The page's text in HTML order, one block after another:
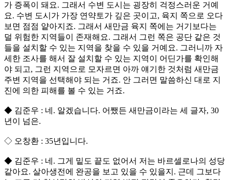
가 증폭이 돼요. 그래서 수변 도시는 굉장히 걱정스러운 거예
요. 수변 도시가 가장 연약토가 깊은 곳이고, 육지 쪽으로 오다
보면 점점 얕아지죠. 그래서 새만금 육지 쪽에는 거기보다는
덜 위험한 지역들이 존재해요. 그래서 그런 쪽은 공단 같은 것
들을 설치할 수 있는 지역을 찾을 수 있을 거예요. 그러니까 자
세한 조사를 해서 잘 설치할 수 있는 지역이 어딘가를 확인해
야 되고, 그런 지역으로 모자르면 아까 얘기한 것처럼 새만금
주변 지역을 선택해야 되는 거죠. 안 그러면 말씀하신 대로 지
진에 의한 피해를 볼 수 있는 거죠.
◆ 김준우 : 네. 알겠습니다. 어쨌든 새만금이라는 세 글자, 30
년이 넘은.
◇ 오창환 : 35년입니다.
◆ 김준우 : 네. 그게 밑도 끝도 없어서 저는 바르셀로나의 성당
같아요. 살아생전에 완공을 보고 있을 수 있을지. 근데 그보다